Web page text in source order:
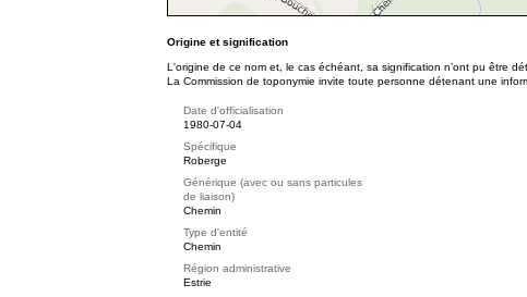
Origine et signification
L'origine de ce nom et, le cas échéant, sa signification n’ont pu être
La Commission de toponymie invite toute personne détenant une
Date d'officialisation
1980-07-04
Spécifique
Roberge
Générique (avec ou sans particules
de liaison)
Chemin
Type d'entité
Chemin
Région administrative
Estrie